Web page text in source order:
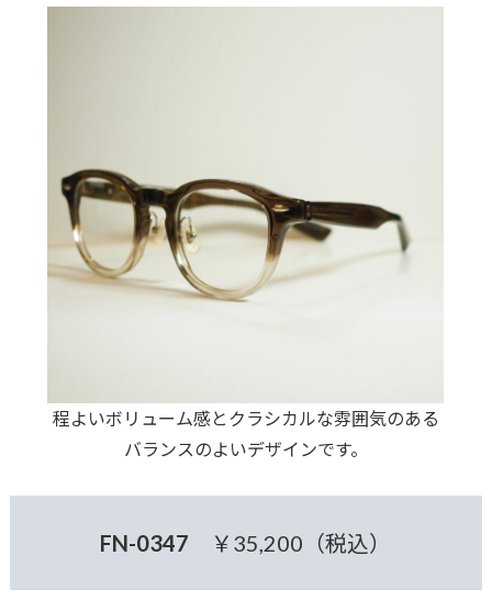
程よいボリューム感とクラシカルな雰囲気のある
バランスのよいデザインです。
FN-0347 ￥35,200（税込）